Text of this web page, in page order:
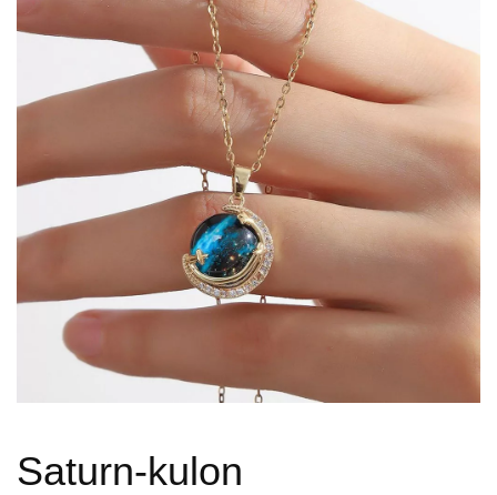
Saturn-kulon